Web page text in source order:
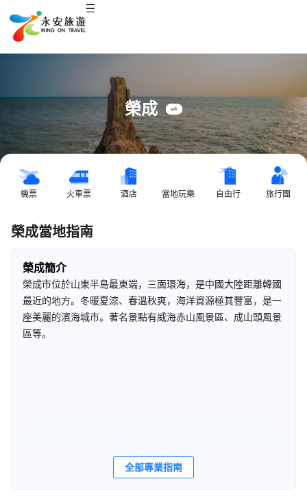
榮成
機票 火車票 酒店 當地玩樂 自由行 旅行團
榮成當地指南
榮成簡介
榮成市位於山東半島最東端，三面環海，是中國大陸距離韓國
最近的地方。冬暖夏涼、春溫秋爽，海洋資源極其豐富，是一
座美麗的濱海城市。著名景點有威海赤山風景區、成山頭風景
區等。
全部專業指南